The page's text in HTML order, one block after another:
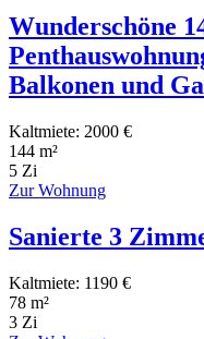
Wunderschöne
Balkonen und
Kaltmiete: 2000 €
144 m²
5 Zi
Zur Wohnung
Sanierte 3
Kaltmiete: 1190 €
78 m²
3 Zi